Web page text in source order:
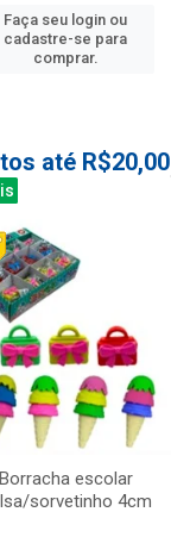
Faça seu login ou
cadastre-se para
comprar.
até R$20,00
Borracha escolar
sorvetinho 4cm